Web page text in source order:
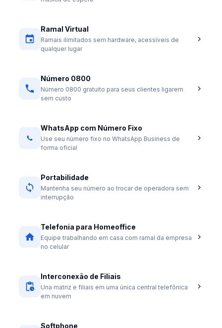
Ramal Virtual
Ramais ilimitados sem hardware, acessíveis de
qualquer lugar
Número 0800
Número 0800 gratuito para seus clientes ligarem
sem custo
WhatsApp com Número Fixo
Use seu número fixo no WhatsApp Business de
forma oficial
Portabilidade
Mantenha seu número ao trocar de operadora sem
interrupção
Telefonia para Homeoffice
Equipe trabalhando em casa com ramal da empresa
no celular
Interconexão de Filiais
Una matriz e filiais em uma única central telefônica
em nuvem
Softphone